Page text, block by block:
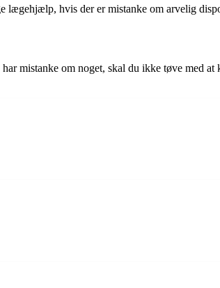
lægehjælp, hvis der er mistanke om arvelig
mistanke om noget, skal du ikke tøve med